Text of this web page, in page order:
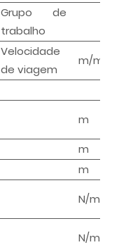
Grupo de
trabalho
Velocidade
de viagem
m/min
m
m
m
N/m
N/m